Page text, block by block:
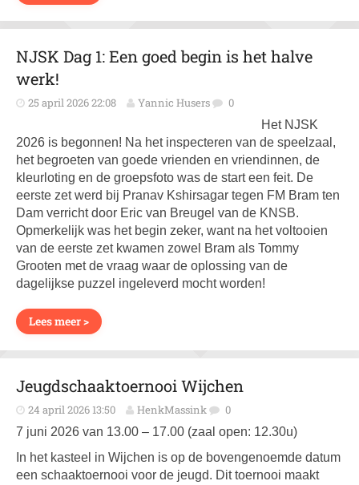
NJSK Dag 1: Een goed begin is het halve
werk!
25 april 2026 22:08 Yannic Husers 0
Het NJSK
2026 is begonnen! Na het inspecteren van de speelzaal,
het begroeten van goede vrienden en vriendinnen, de
kleurloting en de groepsfoto was de start een feit. De
eerste zet werd bij Pranav Kshirsagar tegen FM Bram ten
Dam verricht door Eric van Breugel van de KNSB.
Opmerkelijk was het begin zeker, want na het voltooien
van de eerste zet kwamen zowel Bram als Tommy
Grooten met de vraag waar de oplossing van de
dagelijkse puzzel ingeleverd mocht worden!
Lees meer >
Jeugdschaaktoernooi Wijchen
24 april 2026 13:50 HenkMassink 0
7 juni 2026 van 13.00 – 17.00 (zaal open: 12.30u)
In het kasteel in Wijchen is op de bovengenoemde datum
een schaaktoernooi voor de jeugd. Dit toernooi maakt